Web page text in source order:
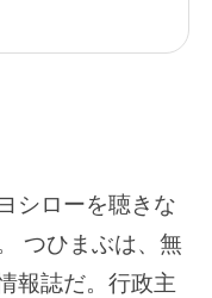
シローを聴きな
つひまぶは、無
報誌だ。行政主